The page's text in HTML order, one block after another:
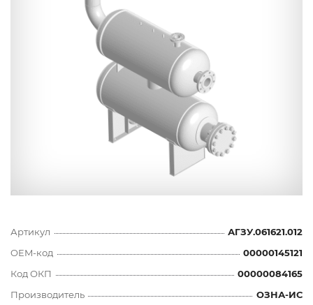
Артикул
АГЗУ.061621.012
OEM-код
00000145121
Код ОКП
00000084165
Производитель
ОЗНА-ИС